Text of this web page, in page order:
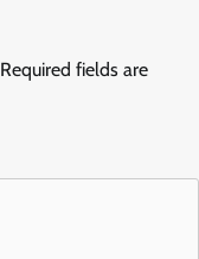
Required fields are